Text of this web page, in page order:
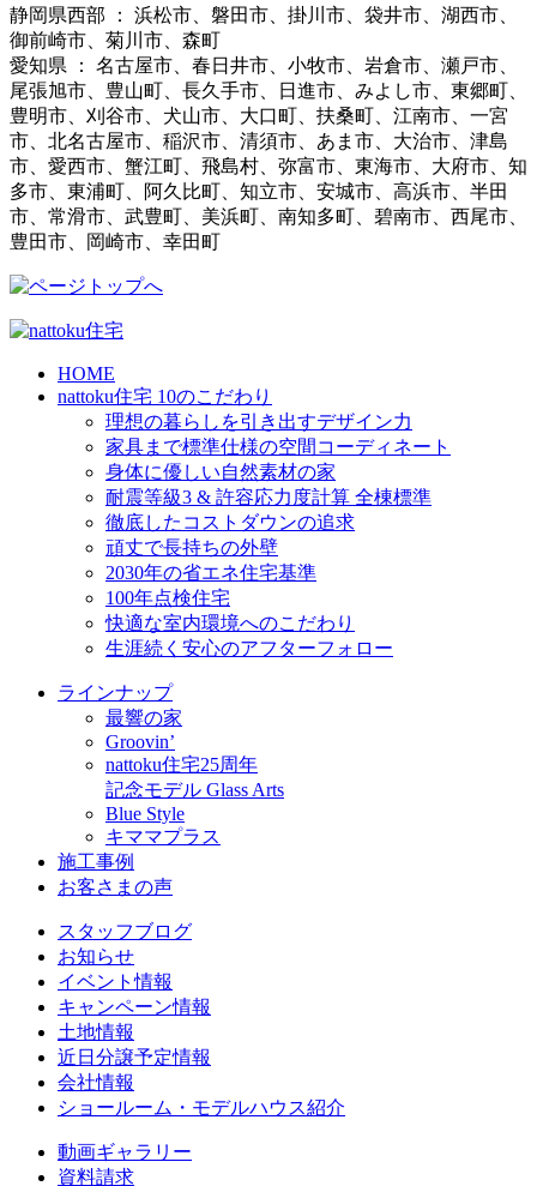
静岡県西部 ： 浜松市、磐田市、掛川市、袋井市、湖西市、
御前崎市、菊川市、森町
愛知県 ： 名古屋市、春日井市、小牧市、岩倉市、瀬戸市、
尾張旭市、豊山町、長久手市、日進市、みよし市、東郷町、
豊明市、刈谷市、犬山市、大口町、扶桑町、江南市、一宮
市、北名古屋市、稲沢市、清須市、あま市、大治市、津島
市、愛西市、蟹江町、飛島村、弥富市、東海市、大府市、知
多市、東浦町、阿久比町、知立市、安城市、高浜市、半田
市、常滑市、武豊町、美浜町、南知多町、碧南市、西尾市、
豊田市、岡崎市、幸田町
HOME
nattoku住宅 10のこだわり
理想の暮らしを引き出すデザイン力
家具まで標準仕様の空間コーディネート
身体に優しい自然素材の家
耐震等級3 & 許容応力度計算 全棟標準
徹底したコストダウンの追求
頑丈で長持ちの外壁
2030年の省エネ住宅基準
100年点検住宅
快適な室内環境へのこだわり
生涯続く安心のアフターフォロー
ラインナップ
最響の家
Groovin’
nattoku住宅25周年
記念モデル Glass Arts
Blue Style
キママプラス
施工事例
お客さまの声
スタッフブログ
お知らせ
イベント情報
キャンペーン情報
土地情報
近日分譲予定情報
会社情報
ショールーム・モデルハウス紹介
動画ギャラリー
資料請求